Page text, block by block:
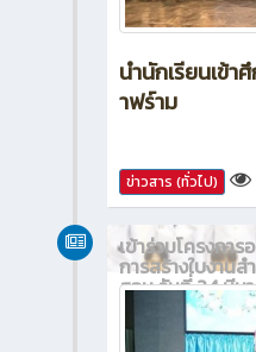
นำนักเรียนเข้า
าฟร์าม
ข่าวสาร (ทั่วไป)
เข้าร่วมโครงกา
การสร้างใบงาน
สอน วันที่ 24 มีน